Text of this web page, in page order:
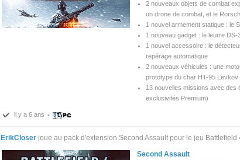
2 nouveaux objets de combat
un drone de combat, et le
1 nouvel armement statique : le
1 nouveau gadget : le leurre
1 nouvel accessoire : le
repérage automatique
2 nouveaux véhicules : une
prototype du char HT-95 Levkov
13 nouvelles missions avec des
exclusivités Premium)
il y a 6 ans •
ErikCloser joue au pack d'extension Second Assault pour le jeu Battlefield
Second Assault